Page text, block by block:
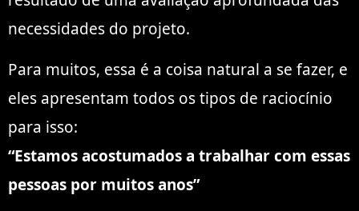
necessidades do projeto.
Para muitos, essa é a coisa natural a se fazer, e
eles apresentam todos os tipos de raciocínio
para isso:
“Estamos acostumados a trabalhar com essas
pessoas por muitos anos”